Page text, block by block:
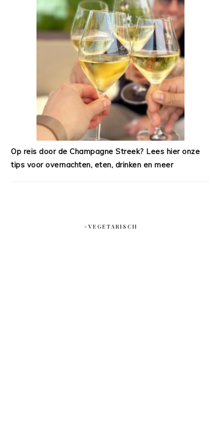
Op reis door de Champagne Streek? Lees hier onze
tips voor overnachten, eten, drinken en meer
#VEGETARISCH